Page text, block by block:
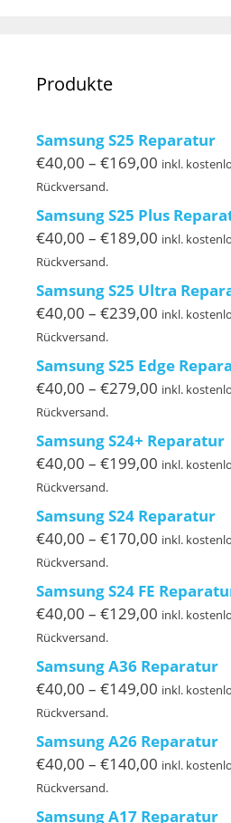
Produkte
Samsung S25 Reparatur
€40,00 – €169,00
bis
€169,00
inkl.
Rückversand.
Samsung S25 Plus
€40,00 – €189,00
bis
€189,00
inkl.
Rückversand.
Samsung S25 Ultra
€40,00 – €239,00
€239,00
inkl.
Rückversand.
Samsung S25 Edge
€40,00 – €279,00
€279,00
inkl.
Rückversand.
Samsung S24+ Reparatur
€40,00 – €199,00
€199,00
inkl.
Rückversand.
Samsung S24 Reparatur
€40,00 – €170,00
bis
€170,00
inkl.
Rückversand.
Samsung S24 FE
€40,00 – €129,00
€129,00
inkl.
Rückversand.
Samsung A36 Reparatur
€40,00 – €149,00
€149,00
inkl.
Rückversand.
Samsung A26 Reparatur
€40,00 – €140,00 inkl.
Rückversand.
Samsung A17 Reparatur